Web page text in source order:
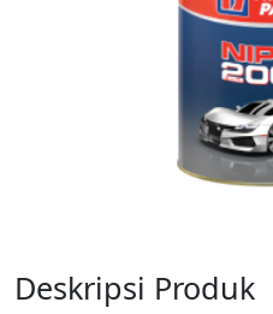
Deskripsi Produk